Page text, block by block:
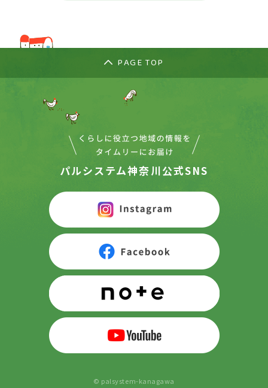
PAGE TOP
パルシステム神奈川公式SNS
© palsystem-kanagawa